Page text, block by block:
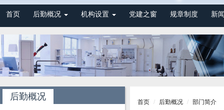
首页 后勤概况 机构设置 党建之窗 规章制度 新
后勤概况
首页 后勤概况 部门简介